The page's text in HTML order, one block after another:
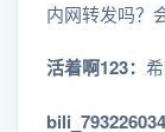
内网转发吗？
活着啊123：